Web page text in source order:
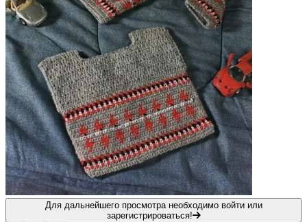
Для дальнейшего просмотра необходимо войти или
зарегистрироваться!